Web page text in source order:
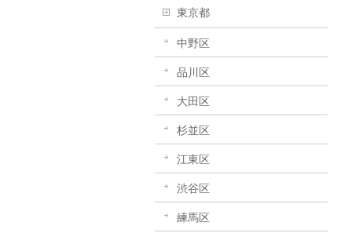
東京都
中野区
品川区
大田区
杉並区
江東区
渋谷区
練馬区